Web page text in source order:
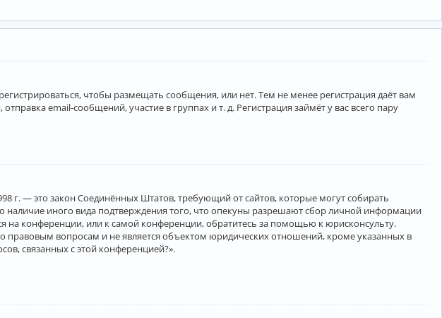
чтобы размещать сообщения, или нет. Тем не менее регистрация даёт вам
email-сообщений, участие в группах и т. д. Регистрация займёт у вас всего пару
г. — это закон Соединённых Штатов, требующий от сайтов, которые могут собирать
иного вида подтверждения того, что опекуны разрешают сбор личной информации
конференции, или к самой конференции, обратитесь за помощью к юрисконсульту.
вопросам и не является объектом юридических отношений, кроме указанных в
связанных с этой конференцией?».